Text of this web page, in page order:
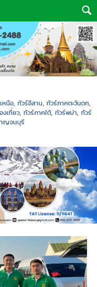
หนือ, ทัวร์อีสาน, ทัวร์ภาคตะวันตก,
เที่ยว, ทัวร์ภาคใต้, ทัวร์พม่า, ทัวร์
ญจนบุรี